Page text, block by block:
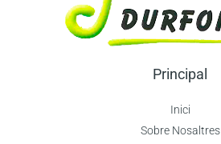
Principal
Inici
Sobre Nosaltres